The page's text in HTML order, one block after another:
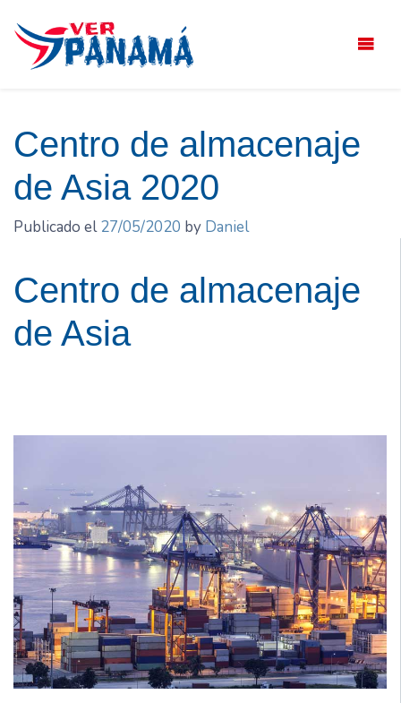
contenido
Centro de almacenaje
de Asia 2020
Publicado el27/05/2020 by Daniel
Centro de almacenaje
de Asia